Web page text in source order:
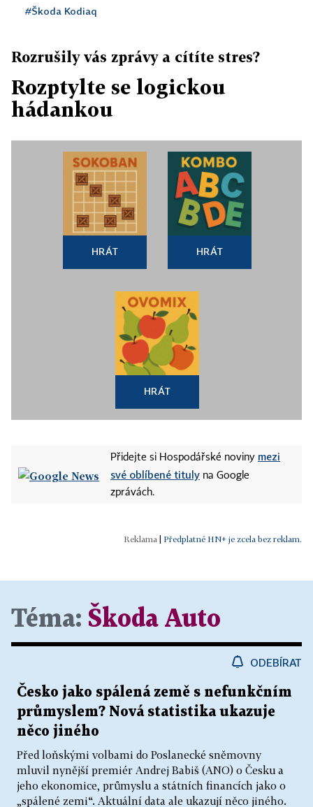
#Škoda Kodiaq
Rozrušily vás zprávy a cítíte stres?
Rozptylte se logickou
hádankou
HRÁT HRÁT
HRÁT
Přidejte si Hospodářské noviny mezi
své oblíbené tituly na Google
zprávách.
Předplatné HN+ je zcela bez reklam.
Téma: Škoda Auto
ODEBÍRAT
Česko jako spálená země s nefunkčním
průmyslem? Nová statistika ukazuje
něco jiného
Před loňskými volbami do Poslanecké sněmovny
mluvil nynější premiér Andrej Babiš (ANO) o Česku a
jeho ekonomice, průmyslu a státních financích jako o
„spálené zemi“. Aktuální data ale ukazují něco jiného.